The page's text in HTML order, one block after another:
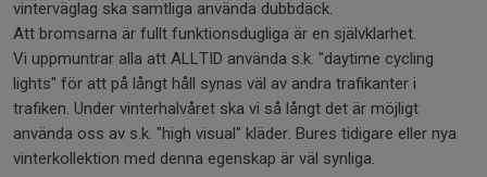
vinterväglag ska samtliga använda dubbdäck.
Att bromsarna är fullt funktionsdugliga är en självklarhet.
Vi uppmuntrar alla att ALLTID använda s.k. "daytime cycling
lights" för att på långt håll synas väl av andra trafikanter i
trafiken. Under vinterhalvåret ska vi så långt det är möjligt
använda oss av s.k. "high visual" kläder. Bures tidigare eller nya
vinterkollektion med denna egenskap är väl synliga.